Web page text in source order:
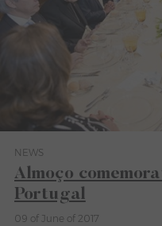
Category News
NEWS
Almoço
Portugal
09 of June of 2017